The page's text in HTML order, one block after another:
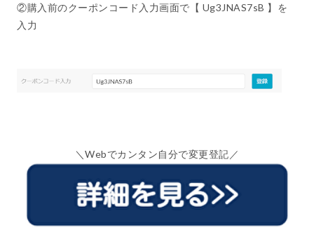
②購入前のクーポンコード入力画面で【 Ug3JNAS7sB 】を
入力
＼Webでカンタン自分で変更登記／